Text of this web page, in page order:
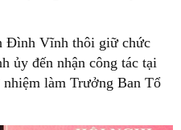
Đình Vĩnh thôi giữ chức
ủy đến nhận công tác tại
làm Trưởng Ban Tổ